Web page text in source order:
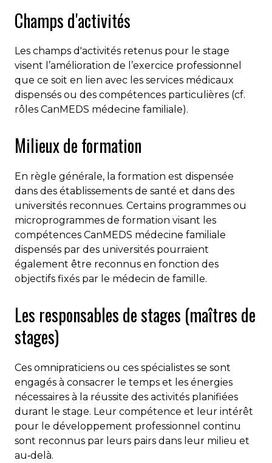
Champs d'activités
Les champs d'activités retenus pour le stage
visent l’amélioration de l’exercice professionnel
que ce soit en lien avec les services médicaux
dispensés ou des compétences particulières (cf.
rôles CanMEDS médecine familiale).
Milieux de formation
En règle générale, la formation est dispensée
dans des établissements de santé et dans des
universités reconnues. Certains programmes ou
microprogrammes de formation visant les
compétences CanMEDS médecine familiale
dispensés par des universités pourraient
également être reconnus en fonction des
objectifs fixés par le médecin de famille.
Les responsables de stages (maîtres de
stages)
Ces omnipraticiens ou ces spécialistes se sont
engagés à consacrer le temps et les énergies
nécessaires à la réussite des activités planifiées
durant le stage. Leur compétence et leur intérêt
pour le développement professionnel continu
sont reconnus par leurs pairs dans leur milieu et
au‐delà.